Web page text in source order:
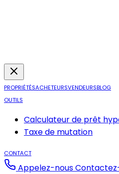
PROPRIÉTÉSACHETEURSVENDEURSBLOG
OUTILS
Calculateur de prêt
Taxe de mutation
CONTACT
Appelez-nous